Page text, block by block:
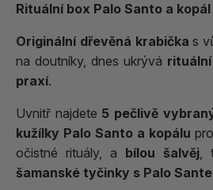
Rituální box Palo Santo a
Originální dřevěná krabička s
na doutníky, dnes ukrývá rituální
praxí.
Uvnitř najdete 5 pečlivě
kužílky Palo Santo a kopálu
očistné rituály, a bílou šalvěj,
šamanské tyčinky s Palo